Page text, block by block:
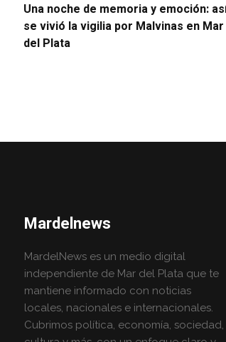
Una noche de memoria y emoción:
se vivió la vigilia por Malvinas en Mar
del Plata
Mardelnews
MardelNews es un medio digital
independiente de Mar del Plata que te
mantiene informado con noticias
locales, nacionales e internacionales.
Cubrimos política, economía, sociedad,